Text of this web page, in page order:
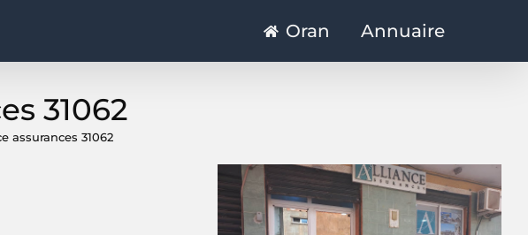
Oran Annuaire
31062
assurances 31062